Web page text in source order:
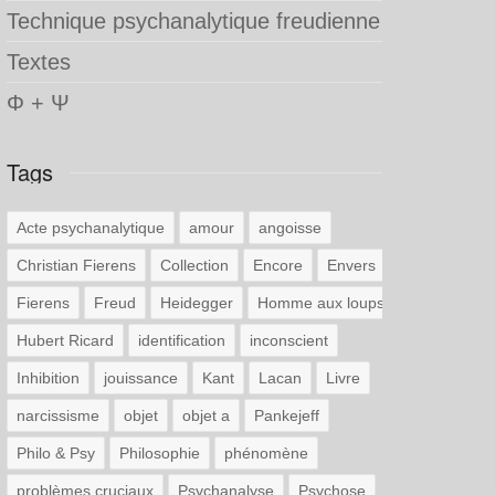
Technique psychanalytique freudienne
Textes
Φ + Ψ
Tags
Acte psychanalytique amour angoisse
Christian Fierens Collection Encore Envers
Fierens Freud Heidegger Homme aux loups
Hubert Ricard identification inconscient
Inhibition jouissance Kant Lacan Livre
narcissisme objet objet a Pankejeff
Philo & Psy Philosophie phénomène
problèmes cruciaux Psychanalyse Psychose